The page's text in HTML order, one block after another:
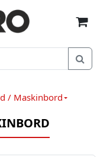
/ Maskinbord